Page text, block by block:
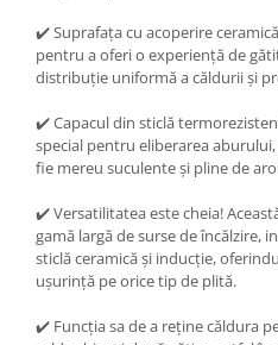
✔️ Suprafața cu acoperire
pentru a oferi o experiență de
distribuție uniformă a căldurii și
✔️ Capacul din sticlă
special pentru eliberarea
fie mereu suculente și pline de
✔️ Versatilitatea este cheia!
gamă largă de surse de încălzire,
sticlă ceramică și inducție,
ușurință pe orice tip de plită.
✔️ Funcția sa de a reține căldura